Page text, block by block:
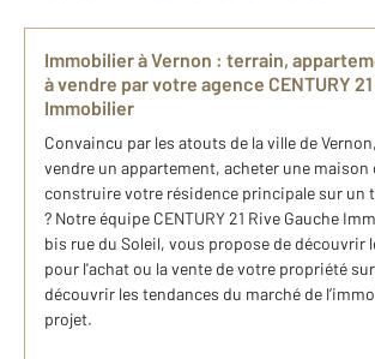
Immobilier à Vernon : terrain,
à vendre par votre agence CENTURY
Immobilier
Convaincu par les atouts de la ville de
vendre un appartement, acheter une maison
construire votre résidence principale sur un
? Notre équipe CENTURY 21 Rive Gauche
bis rue du Soleil, vous propose de découvrir
pour l'achat ou la vente de votre propriété
découvrir les tendances du marché de
projet.